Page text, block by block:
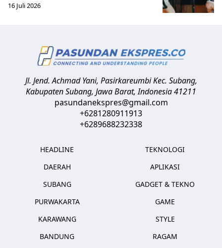
16 Juli 2026
Jl. Jend. Achmad Yani, Pasirkareumbi Kec. Subang,
Kabupaten Subang, Jawa Barat,Indonesia41211
pasundanekspres@gmail.com
+6281280911913
+6289688232338
HEADLINE
DAERAH
SUBANG
PURWAKARTA
KARAWANG
BANDUNG
TEKNOLOGI
APLIKASI
GADGET & TEKNO
GAME
STYLE
RAGAM